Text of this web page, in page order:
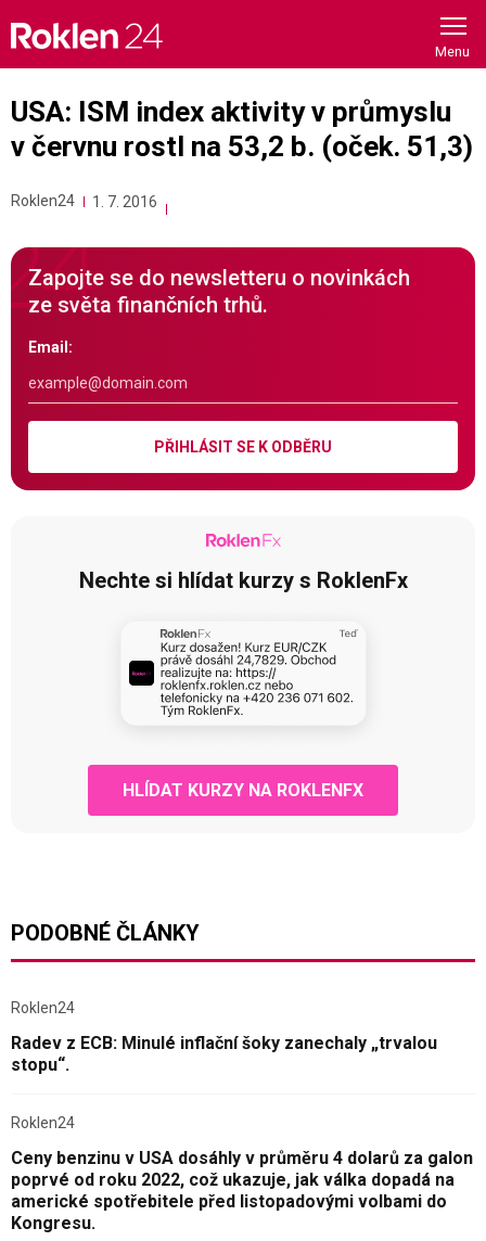
content
USA: ISM index aktivity v průmyslu
v červnu rostl na 53,2 b. (oček. 51,3)
Roklen24 1. 7. 2016
Zapojte se do newsletteru o novinkách
ze světa finančních trhů.
Email:
PŘIHLÁSIT SE K ODBĚRU
Nechte si hlídat kurzy s RoklenFx
HLÍDAT KURZY NA ROKLENFX
PODOBNÉ ČLÁNKY
Roklen24
Radev z ECB: Minulé inflační šoky zanechaly „trvalou
stopu“.
Roklen24
Ceny benzinu v USA dosáhly v průměru 4 dolarů za galon
poprvé od roku 2022, což ukazuje, jak válka dopadá na
americké spotřebitele před listopadovými volbami do
Kongresu.